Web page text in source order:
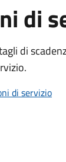
di
di
di servizio